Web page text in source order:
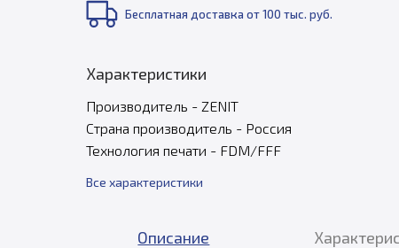
Бесплатная доставка от 100 тыс. руб.
Характеристики
Производитель - ZENIT
Страна производитель - Россия
Технология печати - FDM/FFF
Все характеристики
Описание